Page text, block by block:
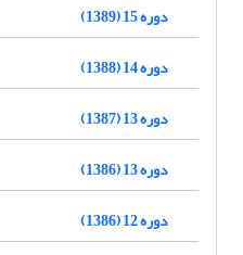
دوره 15 (1389)
دوره 14 (1388)
دوره 13 (1387)
دوره 13 (1386)
دوره 12 (1386)